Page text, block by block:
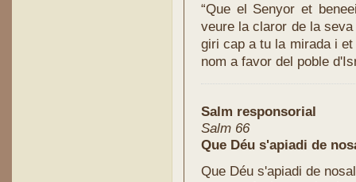
“Que el Senyor et
veure la claror de la
giri cap a tu la mirada i
nom a favor del poble
Salm responsorial
Salm 66
Que Déu s'apiadi de
Que Déu s'apiadi de